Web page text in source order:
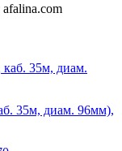
35м, диам. 96мм),